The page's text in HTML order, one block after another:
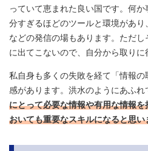
っていて恵まれた良い国です。何
分すぎるほどのツールと環境があ
などの発信の場もあります。ただ
に出てこないので、自分から取りに
私自身も多くの失敗を経て「情報
感があります。洪水のようにあふれ
にとって必要な情報や有用な情報
おいても重要なスキルになると思い